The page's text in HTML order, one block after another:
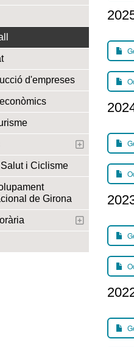
d'empreses
i Ciclisme
de Girona